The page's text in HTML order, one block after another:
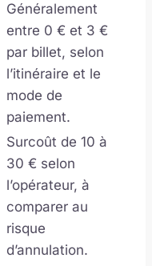
Généralement
entre 0 € et 3 €
par billet, selon
l’itinéraire et le
mode de
paiement.
Surcoût de 10 à
30 € selon
l’opérateur, à
comparer au
risque
d’annulation.